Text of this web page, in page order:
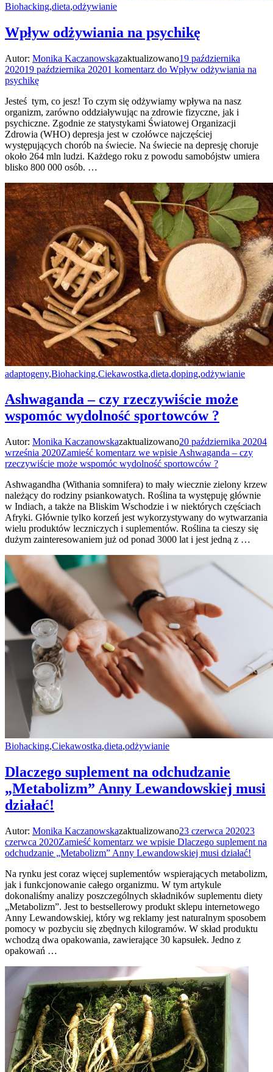
Biohacking,dieta,odżywianie
Wpływ odżywiania na psychikę
Autor: Monika Kaczanowskazaktualizowano19 października
202019 października 20201 komentarz do Wpływ odżywiania na
psychikę
Jesteś tym, co jesz! To czym się odżywiamy wpływa na nasz
organizm, zarówno oddziaływując na zdrowie fizyczne, jak i
psychiczne. Zgodnie ze statystykami Światowej Organizacji
Zdrowia (WHO) depresja jest w czołówce najczęściej
występujących chorób na świecie. Na świecie na depresję choruje
około 264 mln ludzi. Każdego roku z powodu samobójstw umiera
blisko 800 000 osób. …
adaptogeny,Biohacking,Ciekawostka,dieta,doping,odżywianie
Ashwaganda – czy rzeczywiście może
wspomóc wydolność sportowców ?
Autor: Monika Kaczanowskazaktualizowano20 października 20204
września 2020Zamieść komentarz we wpisie Ashwaganda – czy
rzeczywiście może wspomóc wydolność sportowców ?
Ashwagandha (Withania somnifera) to mały wiecznie zielony krzew
należący do rodziny psiankowatych. Roślina ta występuję głównie
w Indiach, a także na Bliskim Wschodzie i w niektórych częściach
Afryki. Głównie tylko korzeń jest wykorzystywany do wytwarzania
wielu produktów leczniczych i suplementów. Roślina ta cieszy się
dużym zainteresowaniem już od ponad 3000 lat i jest jedną z …
Biohacking,Ciekawostka,dieta,odżywianie
Dlaczego suplement na odchudzanie
„Metabolizm” Anny Lewandowskiej musi
działać!
Autor: Monika Kaczanowskazaktualizowano23 czerwca 202023
czerwca 2020Zamieść komentarz we wpisie Dlaczego suplement na
odchudzanie „Metabolizm” Anny Lewandowskiej musi działać!
Na rynku jest coraz więcej suplementów wspierających metabolizm,
jak i funkcjonowanie całego organizmu. W tym artykule
dokonaliśmy analizy poszczególnych składników suplementu diety
„Metabolizm”. Jest to bestsellerowy produkt sklepu internetowego
Anny Lewandowskiej, który wg reklamy jest naturalnym sposobem
pomocy w pozbyciu się zbędnych kilogramów. W skład produktu
wchodzą dwa opakowania, zawierające 30 kapsułek. Jedno z
opakowań …